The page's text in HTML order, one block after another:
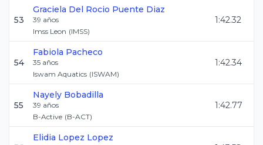
53
Graciela Del Rocio Puente Diaz
39 años
Imss Leon (IMSS)
1:42.32
54
Fabiola Pacheco
35 años
Iswam Aquatics (ISWAM)
1:42.34
55
Nayely Bobadilla
39 años
B-Active (B-ACT)
1:42.77
Elidia Lopez Lopez